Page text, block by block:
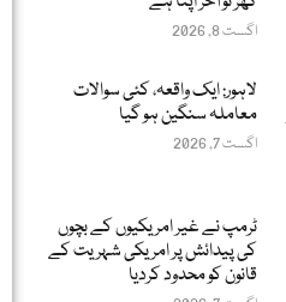
اگست 8, 2026
لاہور: ایک واقعہ، کئی سوالات
معاملہ سنگین ہو گیا
اگست 7, 2026
ٹرمپ نے غیر امریکیوں کے بچوں
کی پیدائش پر امریکی شہریت کے
قانون کو محدود کردیا